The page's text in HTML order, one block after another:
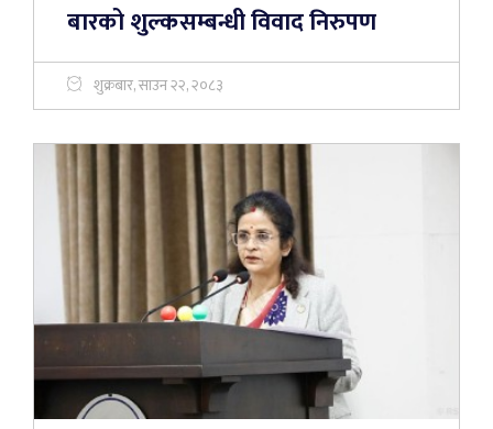
बारको शुल्कसम्बन्धी विवाद निरुपण
शुक्रबार, साउन २२, २०८३